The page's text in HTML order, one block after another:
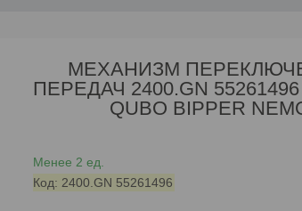
МЕХАНИЗМ
ПЕРЕДАЧ 2400.GN 55261496
QUBO BIPPER
Менее 2 ед.
Код: 2400.GN 55261496